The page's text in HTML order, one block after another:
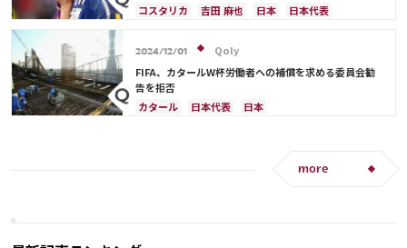
コスタリカ
吉田 麻也 日本
日本代表
2024/12/01
Qoly
FIFA、カタールW杯労働者への補償を求める委員会勧
告を拒否
カタール
日本代表 日本
more